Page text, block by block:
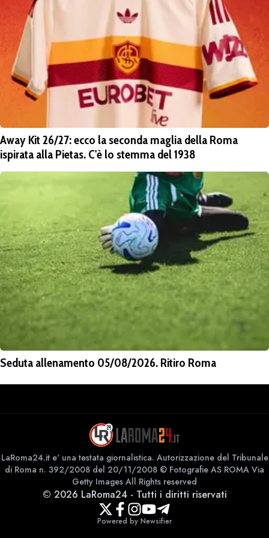
Away Kit 26/27: ecco la seconda maglia della Roma
ispirata alla Pietas. C'è lo stemma del 1938
Seduta allenamento 05/08/2026. Ritiro Roma
LaRoma24.it e' una testata giornalistica. Autorizzazione del Tribunale
di Roma n. 392/2008 del 20/11/2008 © Fotografie AS ROMA Via
Getty Images All Rights reserved
© 2026 LaRoma24- Tutti i diritti riservati
Powered by Newsifier